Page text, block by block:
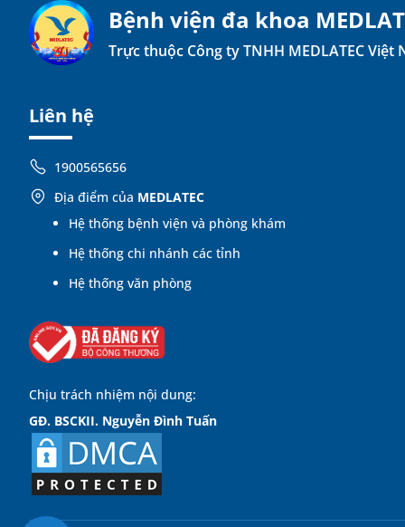
Bệnh viện đa khoa
Trực thuộc Công ty TNHH MEDLATEC Việt
Liên hệ
1900565656
Địa điểm của MEDLATEC
Hệ thống bệnh viện và phòng khám
Hệ thống chi nhánh các tỉnh
Hệ thống văn phòng
Chịu trách nhiệm nội dung:
GĐ. BSCKII. Nguyễn Đình Tuấn